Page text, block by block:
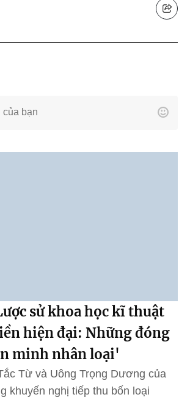
sử khoa học kĩ thuật
hiện đại: Những đóng
minh nhân loại'
Từ và Uông Trọng Dương của
khuyến nghị tiếp thu bốn loại